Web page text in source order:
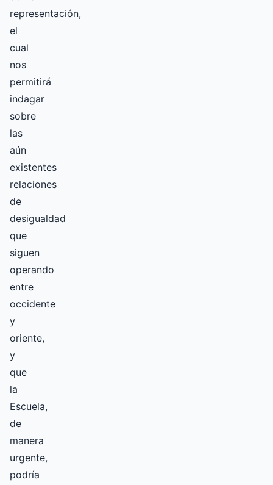
representación,
el
cual
nos
permitirá
indagar
sobre
las
aún
existentes
relaciones
de
desigualdad
que
siguen
operando
entre
occidente
y
oriente,
y
que
la
Escuela,
de
manera
urgente,
podría